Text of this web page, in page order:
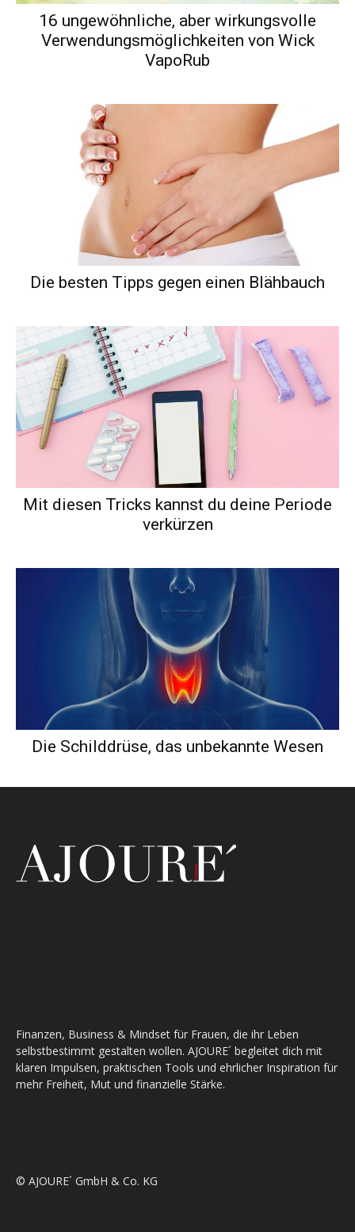
16 ungewöhnliche, aber wirkungsvolle
Verwendungsmöglichkeiten von Wick
VapoRub
Die besten Tipps gegen einen Blähbauch
Mit diesen Tricks kannst du deine Periode
verkürzen
Die Schilddrüse, das unbekannte Wesen
Finanzen, Business & Mindset für Frauen, die ihr Leben
selbstbestimmt gestalten wollen. AJOURE´ begleitet dich mit
klaren Impulsen, praktischen Tools und ehrlicher Inspiration für
mehr Freiheit, Mut und finanzielle Stärke.
© AJOURE´ GmbH & Co. KG